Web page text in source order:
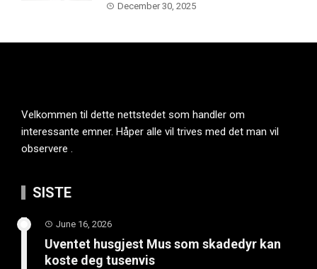
December 30, 2025
Velkommen til dette nettstedet som handler om
interessante emner. Håper alle vil trives med det man vil
observere .
SISTE
June 16, 2026
Uventet husgjest Mus som skadedyr kan
koste deg tusenvis